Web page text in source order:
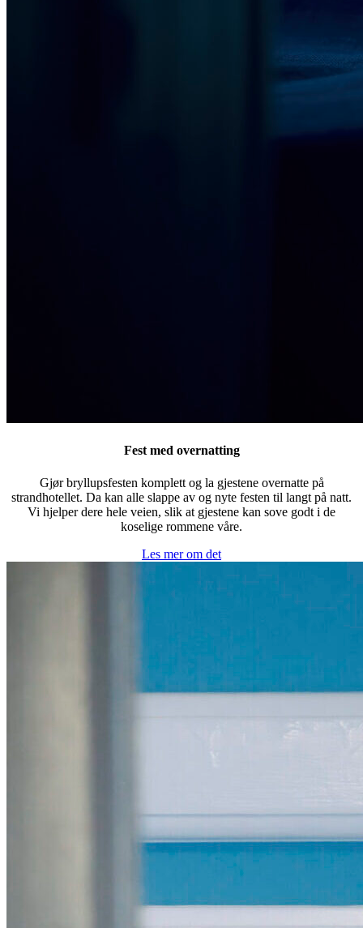
Fest med overnatting
Gjør bryllupsfesten komplett og la gjestene overnatte på
strandhotellet. Da kan alle slappe av og nyte festen til langt på natt.
Vi hjelper dere hele veien, slik at gjestene kan sove godt i de
koselige rommene våre.
Les mer om det